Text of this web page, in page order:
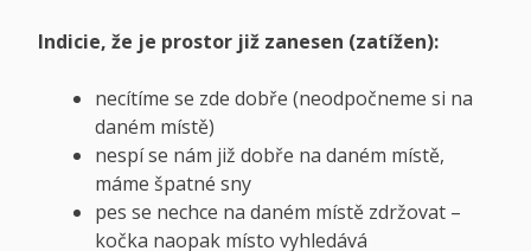
Indicie, že je prostor již zanesen (zatížen):
necítíme se zde dobře (neodpočneme si na
daném místě)
nespí se nám již dobře na daném místě,
máme špatné sny
pes se nechce na daném místě zdržovat –
kočka naopak místo vyhledává